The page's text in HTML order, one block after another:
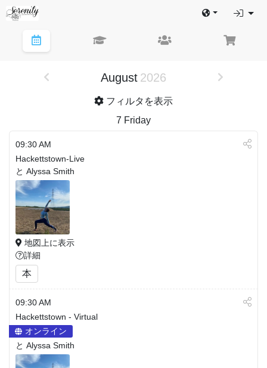
August 2026
フィルタを表示
7 Friday
09:30 AM
Hackettstown-Live
と Alyssa Smith
地図上に表示
詳細
本
09:30 AM
Hackettstown - Virtual
オンライン
と Alyssa Smith